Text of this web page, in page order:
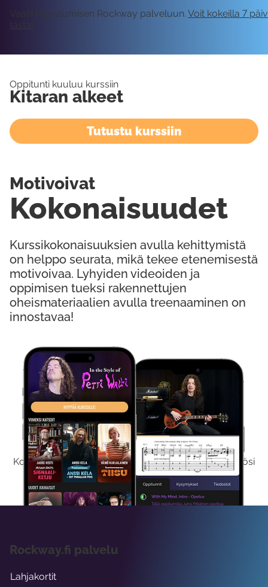
Kokeile Ilmaiseksi
Kokeilemalla ilmaiseksi saat koko sisältömme käyttöösi
viikon ajaksi.
Vaatii kirjautumisen Rockway palveluun. Voit kokeilla 7
tästä!
Oppitunti kuuluu kurssiin
Kitaran alkeet
Tutustu kurssiin
Kurssikokonaisuuksien avulla kehittymistä
on helppo seurata, mikä tekee etenemisestä
motivoivaa. Lyhyiden videoiden ja
oppimisen tueksi rakennettujen
oheismateriaalien avulla treenaaminen on
innostavaa!
Kokonaisuudet
Motivoivat
Rockway.fi palvelu
Lahjakortit